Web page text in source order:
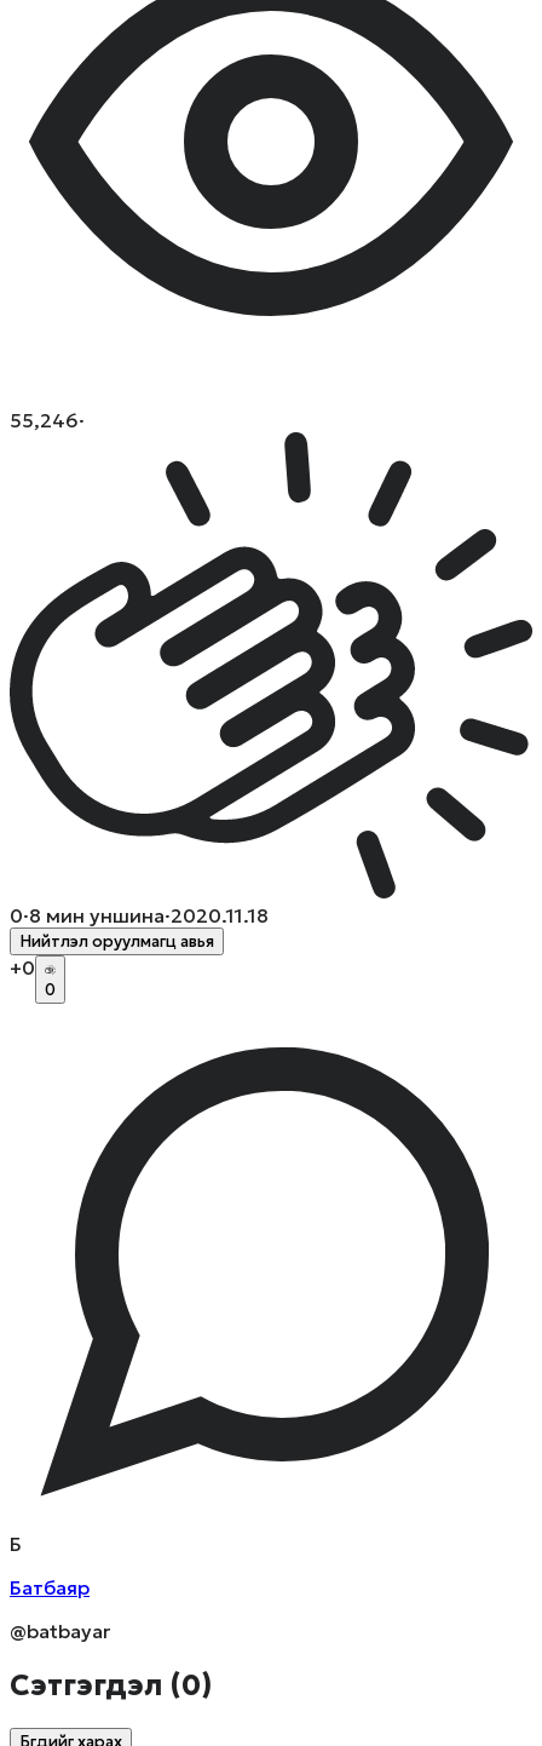
55,246·
0·8 мин уншина·2020.11.18
Нийтлэл оруулмагц авья
+0
0
Б
Батбаяр
@batbayar
Сэтгэгдэл (0)
Бүгдийг харах